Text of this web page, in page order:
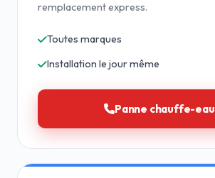
remplacement express.
Toutes marques
Installation le jour même
Panne chauffe-eau